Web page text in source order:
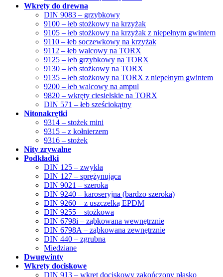
Wkręty do drewna
DIN 9083 – grzybkowy
9100 – łeb stożkowy na krzyżak
9105 – łeb stożkowy na krzyżak z niepełnym gwintem
9110 – łeb soczewkowy na krzyżak
9112 – łeb walcowy na TORX
9125 – łeb grzybkowy na TORX
9130 – łeb stożkowy na TORX
9135 – łeb stożkowy na TORX z niepełnym gwintem
9200 – łeb walcowy na ampul
9820 – wkręty ciesielskie na TORX
DIN 571 – łeb sześciokątny
Nitonakrętki
9314 – stożek mini
9315 – z kołnierzem
9316 – stożek
Nity zrywalne
Podkładki
DIN 125 – zwykła
DIN 127 – sprężynująca
DIN 9021 – szeroka
DIN 9240 – karoseryjna (bardzo szeroka)
DIN 9260 – z uszczelką EPDM
DIN 9255 – stożkowa
DIN 6798i – ząbkowana wewnętrznie
DIN 6798A – ząbkowana zewnętrznie
DIN 440 – zgrubna
Miedziane
Dwugwinty
Wkręty dociskowe
DIN 913 – wkręt dociskowy zakończony płasko